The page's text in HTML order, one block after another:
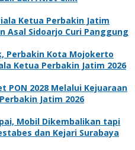
Ketua Perbakin Jatim
Asal Sidoarjo Curi Panggung
Perbakin Kota Mojokerto
Ketua Perbakin Jatim 2026
PON 2028 Melalui Kejuaraan
Jatim 2026
Mobil Dikembalikan tapi
dan Kejari Surabaya